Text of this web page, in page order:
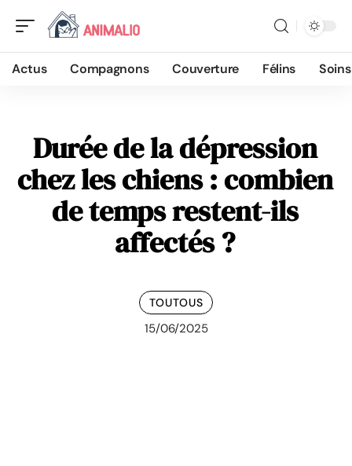
Actus Compagnons Couverture Félins Soins
Durée de la dépression
chez les chiens : combien
de temps restent-ils
affectés ?
TOUTOUS
15/06/2025